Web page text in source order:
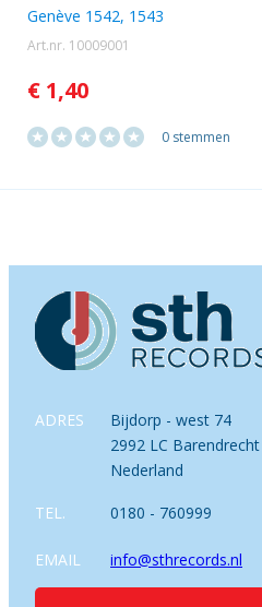
Genève 1542, 1543
Art.nr. 10009001
€ 1,40
0 stemmen
ADRES
Bijdorp - west 74
2992 LC Barendrecht
Nederland
TEL. 0180 - 760999
EMAIL info@sthrecords.nl